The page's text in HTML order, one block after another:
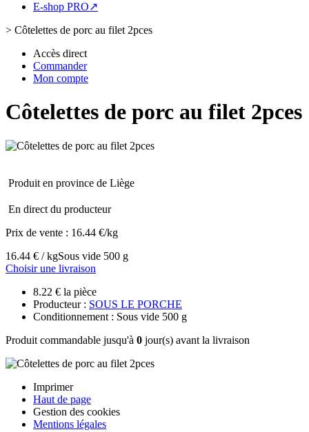
E-shop PRO↗
> Côtelettes de porc au filet 2pces
Accès direct
Commander
Mon compte
Côtelettes de porc au filet 2pces
Produit en province de Liège
En direct du producteur
Prix de vente : 16.44 €/kg
16.44 € / kgSous vide 500 g
Choisir une livraison
8.22 € la pièce
Producteur : SOUS LE PORCHE
Conditionnement : Sous vide 500 g
Produit commandable jusqu'à 0 jour(s) avant la livraison
Imprimer
Haut de page
Gestion des cookies
Mentions légales